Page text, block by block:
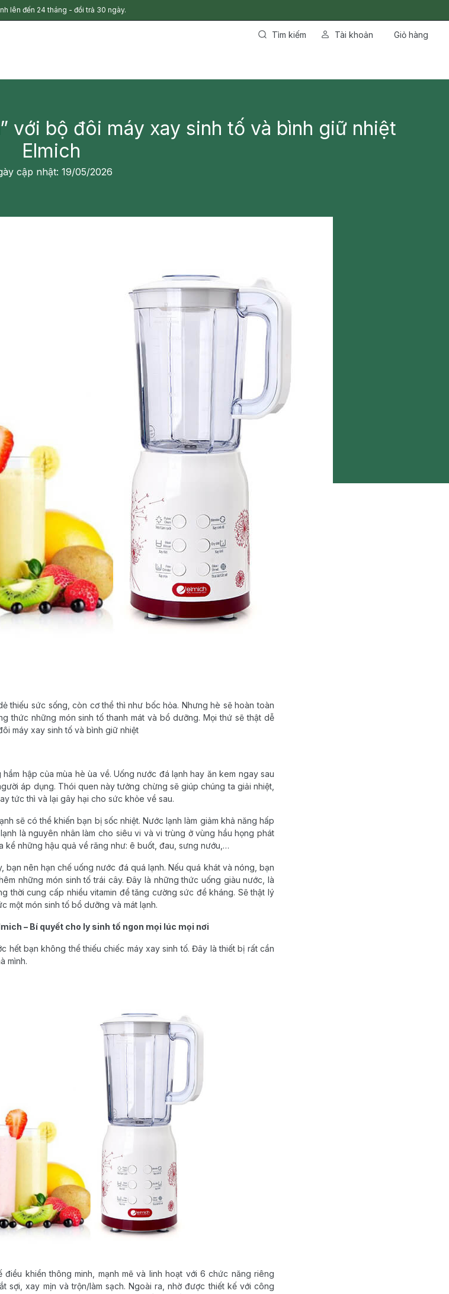
lên đến 24 tháng - đổi trả 30 ngày.
Tìm kiếm Tài khoản Giỏ hàng
với bộ đôi máy xay sinh tố và bình giữ nhiệt
Elmich
cập nhật: 19/05/2026
thiếu sức sống, còn cơ thể thì như bốc hỏa. Nhưng hè sẽ hoàn toàn
thức những món sinh tố thanh mát và bổ dưỡng. Mọi thứ sẽ thật dễ
máy xay sinh tố và bình giữ nhiệt
hập của mùa hè ùa về. Uống nước đá lạnh hay ăn kem ngay sau
áp dụng. Thói quen này tưởng chừng sẽ giúp chúng ta giải nhiệt,
tức thì và lại gây hại cho sức khỏe về sau.
sẽ có thể khiến bạn bị sốc nhiệt. Nước lạnh làm giảm khả năng hấp
là nguyên nhân làm cho siêu vi và vi trùng ở vùng hầu họng phát
những hậu quả về răng như: ê buốt, đau, sưng nướu,…
bạn nên hạn chế uống nước đá quá lạnh. Nếu quá khát và nóng, bạn
những món sinh tố trái cây. Đây là những thức uống giàu nước, là
thời cung cấp nhiều vitamin để tăng cường sức đề kháng. Sẽ thật lý
một món sinh tố bổ dưỡng và mát lạnh.
– Bí quyết cho ly sinh tố ngon mọi lúc mọi nơi
hết bạn không thể thiếu chiếc máy xay sinh tố. Đây là thiết bị rất cần
mình.
điều khiển thông minh, mạnh mẽ và linh hoạt với 6 chức năng riêng
sợi, xay mịn và trộn/làm sạch. Ngoài ra, nhờ được thiết kế với công